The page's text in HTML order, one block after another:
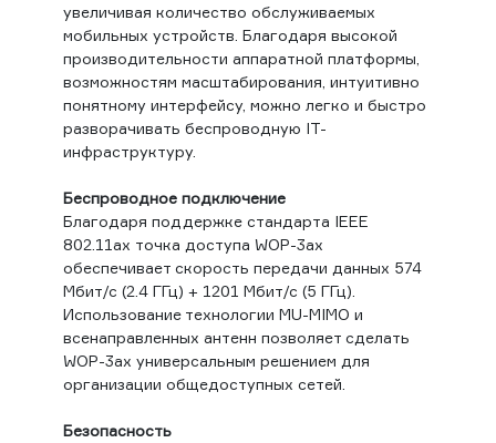
увеличивая количество обслуживаемых
мобильных устройств. Благодаря высокой
производительности аппаратной платформы,
возможностям масштабирования, интуитивно
понятному интерфейсу, можно легко и быстро
разворачивать беспроводную IT-
инфраструктуру.
Беспроводное подключение
Благодаря поддержке стандарта IEEE
802.11ax точка доступа WОP-3ax
обеспечивает скорость передачи данных 574
Мбит/с (2.4 ГГц) + 1201 Мбит/с (5 ГГц).
Использование технологии MU-MIMO и
всенаправленных антенн позволяет сделать
WОP-3ax универсальным решением для
организации общедоступных сетей.
Безопасность